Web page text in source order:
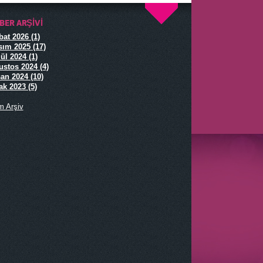
ARŞIVI
2026 (1)
2025 (17)
2024 (1)
2024 (4)
2024 (10)
2023 (5)
Arşiv